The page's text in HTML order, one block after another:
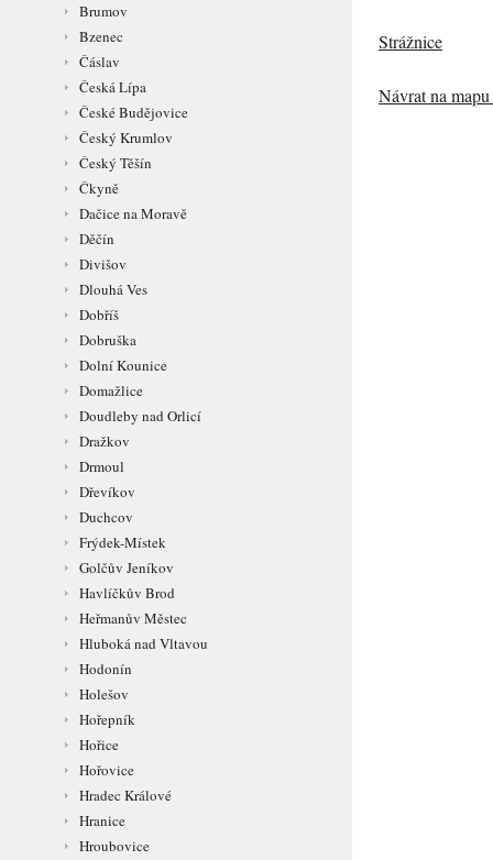
Brumov
Bzenec
Čáslav
Česká Lípa
České Budějovice
Český Krumlov
Český Těšín
Čkyně
Dačice na Moravě
Děčín
Divišov
Dlouhá Ves
Dobříš
Dobruška
Dolní Kounice
Domažlice
Doudleby nad Orlicí
Dražkov
Drmoul
Dřevíkov
Duchcov
Frýdek-Místek
Golčův Jeníkov
Havlíčkův Brod
Heřmanův Městec
Hluboká nad Vltavou
Hodonín
Holešov
Hořepník
Hořice
Hořovice
Hradec Králové
Hranice
Hroubovice
Strážnice
Návrat na